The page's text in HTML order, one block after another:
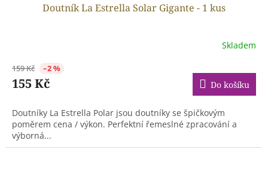
Doutník La Estrella Solar Gigante - 1 kus
Skladem
159 Kč –2 %
155 Kč Do košíku
Doutníky La Estrella Polar jsou doutníky se špičkovým
poměrem cena / výkon. Perfektní řemeslné zpracování a
výborná...